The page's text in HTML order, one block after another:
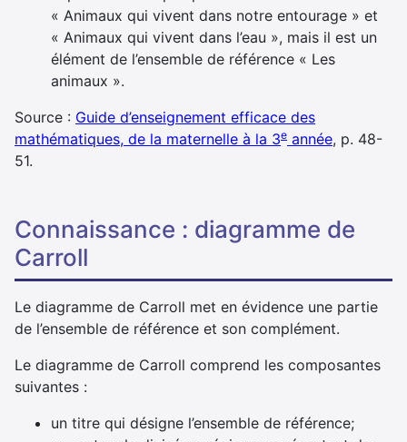
« Animaux qui vivent dans notre entourage » et
« Animaux qui vivent dans l’eau », mais il est un
élément de l’ensemble de référence « Les
animaux ».
Source : Guide d’enseignement efficace des
mathématiques, de la maternelle à la 3e année, p. 48-
51.
Connaissance : diagramme de
Carroll
Le diagramme de Carroll met en évidence une partie
de l’ensemble de référence et son complément.
Le diagramme de Carroll comprend les composantes
suivantes :
un titre qui désigne l’ensemble de référence;